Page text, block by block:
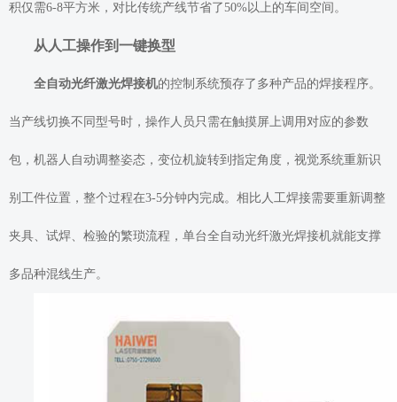
积仅需6-8平方米，对比传统产线节省了50%以上的车间空间。
从人工操作到一键换型
全自动光纤激光焊接机的控制系统预存了多种产品的焊接程序。
当产线切换不同型号时，操作人员只需在触摸屏上调用对应的参数
包，机器人自动调整姿态，变位机旋转到指定角度，视觉系统重新识
别工件位置，整个过程在3-5分钟内完成。相比人工焊接需要重新调整
夹具、试焊、检验的繁琐流程，单台全自动光纤激光焊接机就能支撑
多品种混线生产。